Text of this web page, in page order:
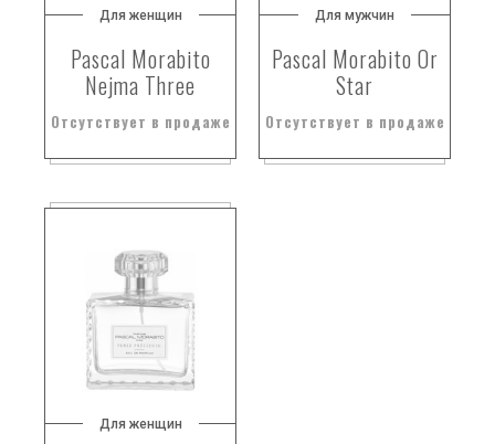
Для женщин
Pascal Morabito
Nejma Three
Отсутствует в продаже
Для мужчин
Pascal Morabito Or
Star
Отсутствует в продаже
Для женщин